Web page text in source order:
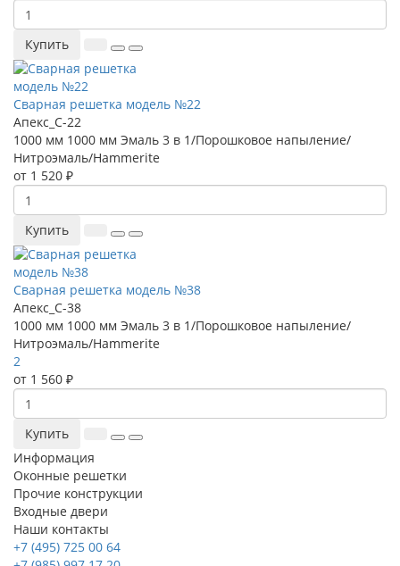
Купить
Сварная решетка модель №22
Апекс_С-22
1000 мм 1000 мм Эмаль 3 в 1/Порошковое напыление/
Нитроэмаль/Hammerite
от 1 520 ₽
Купить
Сварная решетка модель №38
Апекс_С-38
1000 мм 1000 мм Эмаль 3 в 1/Порошковое напыление/
Нитроэмаль/Hammerite
2
от 1 560 ₽
Купить
Информация
Оконные решетки
Прочие конструкции
Входные двери
Наши контакты
+7 (495) 725 00 64